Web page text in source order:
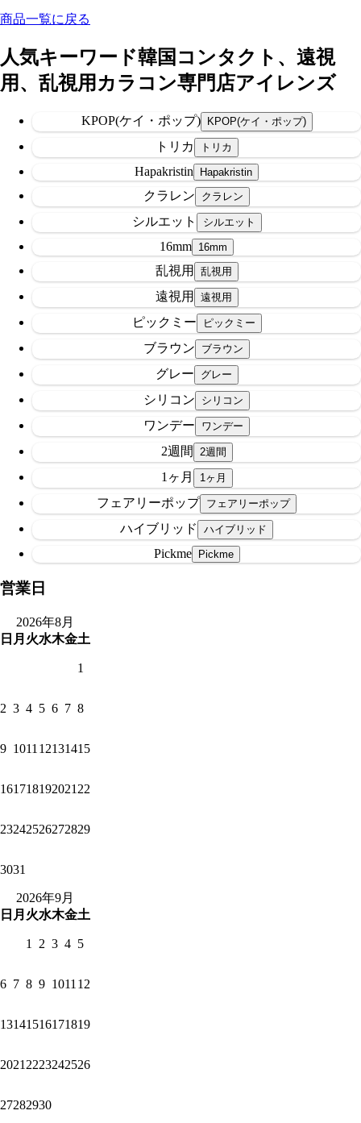
商品一覧に戻る
人気キーワード韓国コンタクト、遠視
用、乱視用カラコン専門店アイレンズ
KPOP(ケイ・ポップ)
トリカ
Hapakristin
クラレン
シルエット
16mm
乱視用
遠視用
ピックミー
ブラウン
グレー
シリコン
ワンデー
2週間
1ヶ月
フェアリーポップ
ハイブリッド
Pickme
営業日
2026年8月
日 月 火水木金土
1
2 3 4 5 6 7 8
9 1011 12131415
161718192021 22
23242526272829
3031
2026年9月
日 月 火水木金土
1 2 3 4 5
6 7 8 9 1011 12
13141516171819
2021 2223242526
27282930